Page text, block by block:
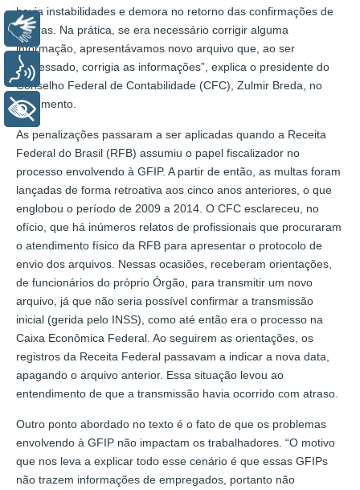
havia instabilidades e demora no retorno das confirmações de
leituras. Na prática, se era necessário corrigir alguma
informação, apresentávamos novo arquivo que, ao ser
processado, corrigia as informações”, explica o presidente do
Conselho Federal de Contabilidade (CFC), Zulmir Breda, no
documento.
As penalizações passaram a ser aplicadas quando a Receita
Federal do Brasil (RFB) assumiu o papel fiscalizador no
processo envolvendo à GFIP. A partir de então, as multas foram
lançadas de forma retroativa aos cinco anos anteriores, o que
englobou o período de 2009 a 2014. O CFC esclareceu, no
ofício, que há inúmeros relatos de profissionais que procuraram
o atendimento físico da RFB para apresentar o protocolo de
envio dos arquivos. Nessas ocasiões, receberam orientações,
de funcionários do próprio Órgão, para transmitir um novo
arquivo, já que não seria possível confirmar a transmissão
inicial (gerida pelo INSS), como até então era o processo na
Caixa Econômica Federal. Ao seguirem as orientações, os
registros da Receita Federal passavam a indicar a nova data,
apagando o arquivo anterior. Essa situação levou ao
entendimento de que a transmissão havia ocorrido com atraso.
Outro ponto abordado no texto é o fato de que os problemas
envolvendo à GFIP não impactam os trabalhadores. “O motivo
que nos leva a explicar todo esse cenário é que essas GFIPs
não trazem informações de empregados, portanto não
Libras
Voz
+ Acessibilidade